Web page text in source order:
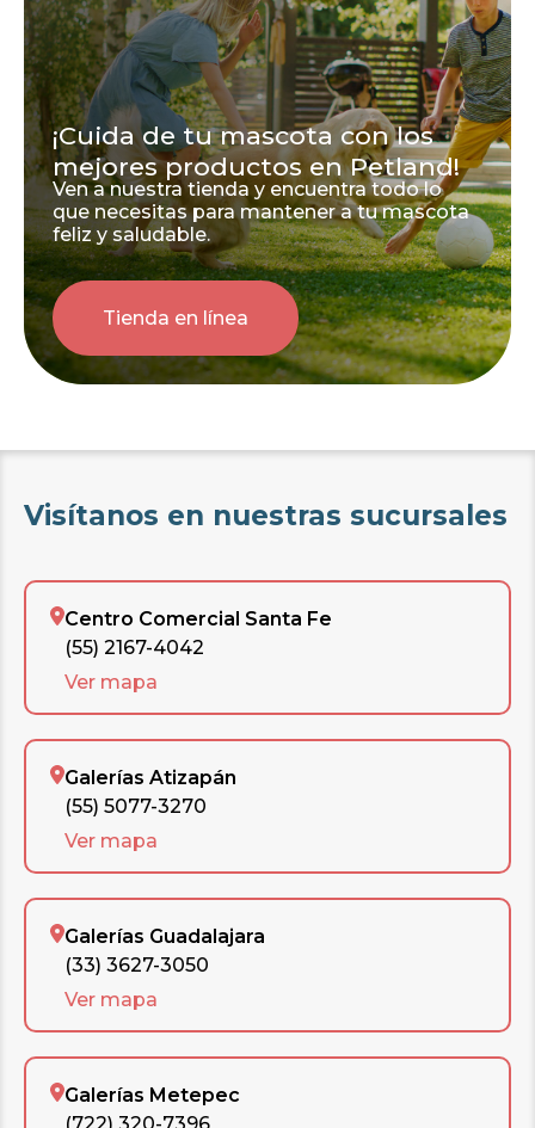
¡Cuida de tu mascota con los
mejores productos en Petland!
Ven a nuestra tienda y encuentra todo lo
que necesitas para mantener a tu mascota
feliz y saludable.
Tienda en línea
Visítanos en nuestras sucursales
Centro Comercial Santa Fe
(55) 2167-4042
Ver mapa
Galerías Atizapán
(55) 5077-3270
Ver mapa
Galerías Guadalajara
(33) 3627-3050
Ver mapa
Galerías Metepec